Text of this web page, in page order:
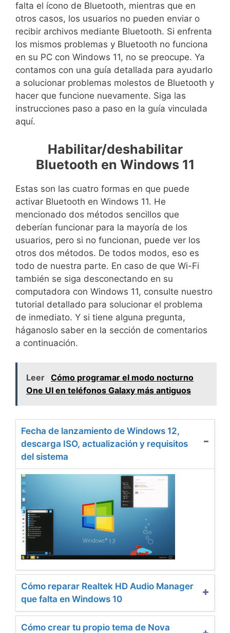
falta el ícono de Bluetooth, mientras que en
otros casos, los usuarios no pueden enviar o
recibir archivos mediante Bluetooth. Si enfrenta
los mismos problemas y Bluetooth no funciona
en su PC con Windows 11, no se preocupe. Ya
contamos con una guía detallada para ayudarlo
a solucionar problemas molestos de Bluetooth y
hacer que funcione nuevamente. Siga las
instrucciones paso a paso en la guía vinculada
aquí.
Habilitar/deshabilitar
Bluetooth en Windows 11
Estas son las cuatro formas en que puede
activar Bluetooth en Windows 11. He
mencionado dos métodos sencillos que
deberían funcionar para la mayoría de los
usuarios, pero si no funcionan, puede ver los
otros dos métodos. De todos modos, eso es
todo de nuestra parte. En caso de que Wi-Fi
también se siga desconectando en su
computadora con Windows 11, consulte nuestro
tutorial detallado para solucionar el problema
de inmediato. Y si tiene alguna pregunta,
háganoslo saber en la sección de comentarios
a continuación.
Leer Cómo programar el modo nocturno
One UI en teléfonos Galaxy más antiguos
Fecha de lanzamiento de Windows 12,
descarga ISO, actualización y requisitos
del sistema
Cómo reparar Realtek HD Audio Manager
que falta en Windows 10
Cómo crear tu propio tema de Nova